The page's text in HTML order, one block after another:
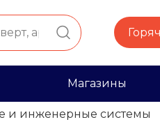
Магазины
и инженерные системы